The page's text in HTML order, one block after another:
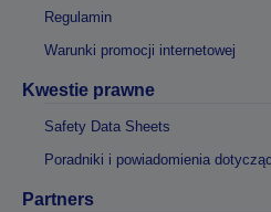
Regulamin
Warunki promocji internetowej
Kwestie prawne
Safety Data Sheets
Poradniki i powiadomienia
Partners